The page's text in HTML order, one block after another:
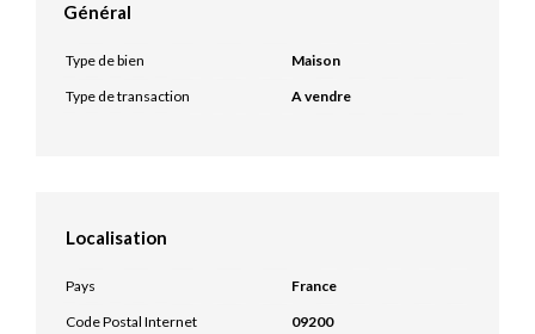
Général
Type de bien
Maison
Type de transaction
A vendre
Localisation
Pays
France
Code Postal Internet
09200